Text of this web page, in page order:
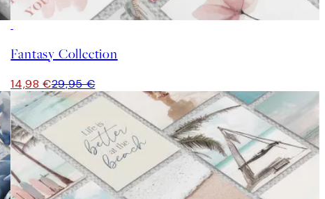
Fantasy Collection
14,98 €29,95 €